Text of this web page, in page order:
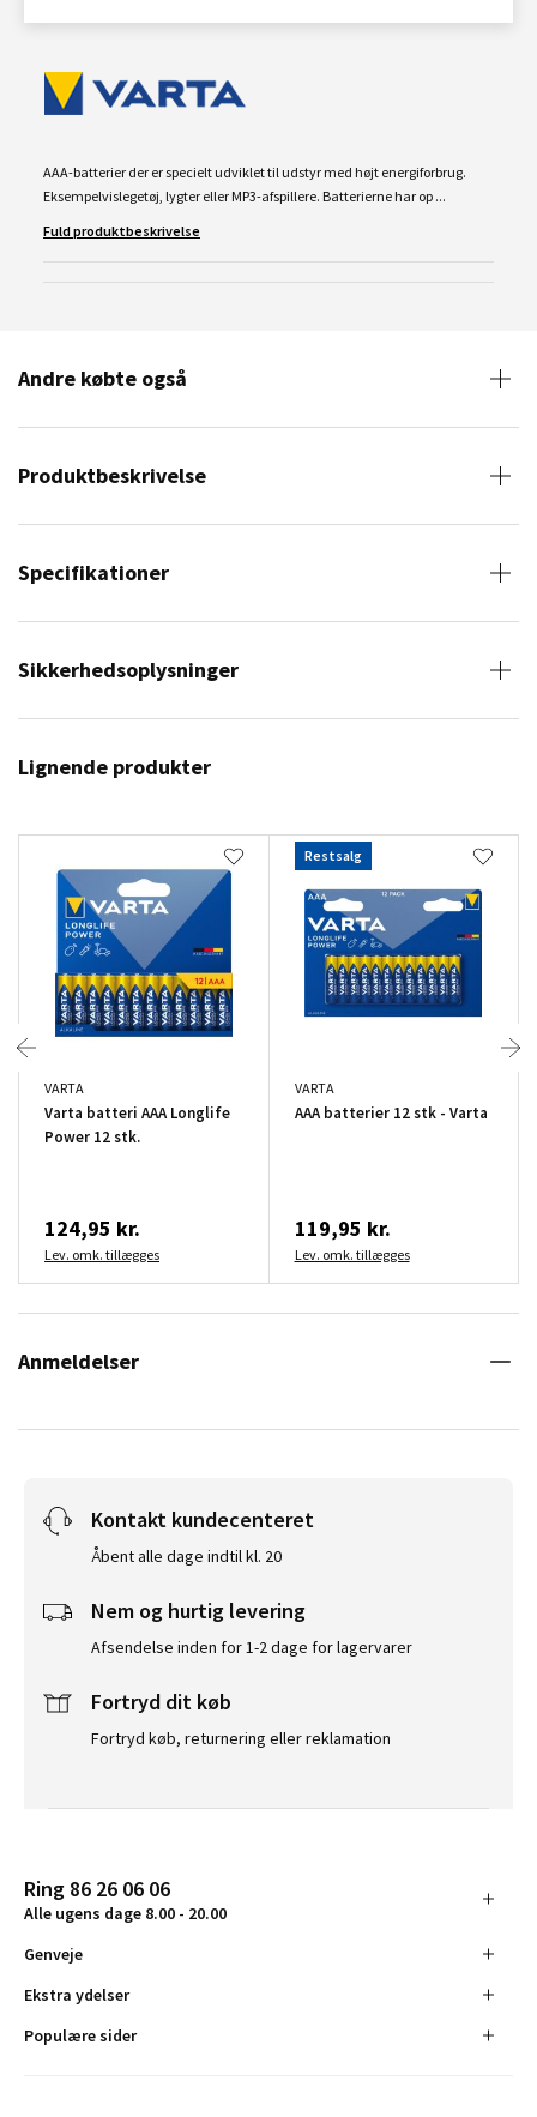
AAA-batterier der er specielt udviklet til udstyr med højt energiforbrug.
Eksempelvislegetøj, lygter eller MP3-afspillere. Batterierne har op ...
Fuld produktbeskrivelse
Andre købte også
Produktbeskrivelse
Specifikationer
Sikkerhedsoplysninger
Lignende produkter
VARTA
Varta batteri AAA Longlife
Power 12 stk.
124,95 kr.
Lev. omk. tillægges
Restsalg
VARTA
AAA batterier 12 stk - Varta
119,95 kr.
Lev. omk. tillægges
Anmeldelser
Kontakt kundecenteret
Åbent alle dage indtil kl. 20
Nem og hurtig levering
Afsendelse inden for 1-2 dage for lagervarer
Fortryd dit køb
Fortryd køb, returnering eller reklamation
Ring 86 26 06 06
Alle ugens dage 8.00 - 20.00
Genveje
Ekstra ydelser
Populære sider